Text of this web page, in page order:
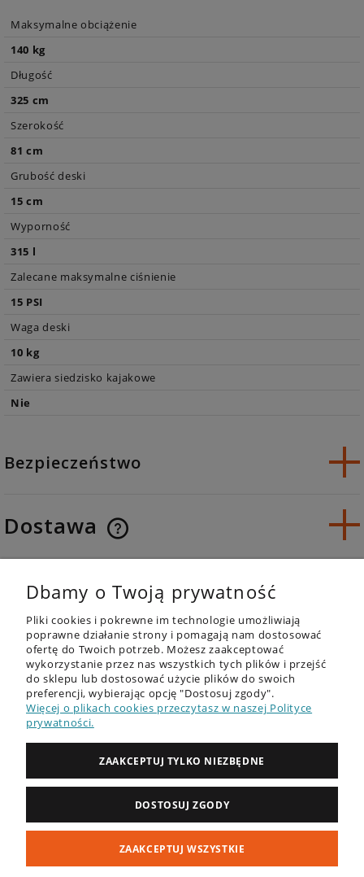
Maksymalne obciążenie
140 kg
Długość
325 cm
Szerokość
81 cm
Grubość deski
15 cm
Wyporność
315 l
Zalecane maksymalne ciśnienie
15 PSI
Waga deski
10 kg
Zawiera siedzisko kajakowe
Nie
Bezpieczeństwo
Dostawa
Opinie o produkcie (0)
OFERTA
DESKI SUP - RECENZJE
ZAKUPY
Dbamy o Twoją prywatność
Pliki cookies i pokrewne im technologie umożliwiają
poprawne działanie strony i pomagają nam dostosować
ofertę do Twoich potrzeb. Możesz zaakceptować
wykorzystanie przez nas wszystkich tych plików i przejść
do sklepu lub dostosować użycie plików do swoich
preferencji, wybierając opcję "Dostosuj zgody".
Więcej o plikach cookies przeczytasz w naszej Polityce
prywatności.
ZAAKCEPTUJ TYLKO NIEZBĘDNE
DOSTOSUJ ZGODY
ZAAKCEPTUJ WSZYSTKIE